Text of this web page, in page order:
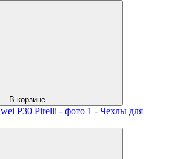
В корзине